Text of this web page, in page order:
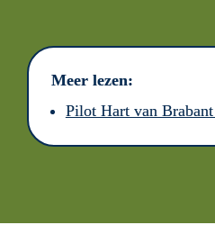
Meer lezen:
Pilot Hart van